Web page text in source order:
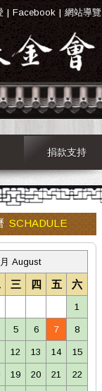
| Facebook | 網站導覽
捐款支持
SCHADULE
August
三 四 五 六
1
5 6 7 8
12 13 14 15
19 20 21 22